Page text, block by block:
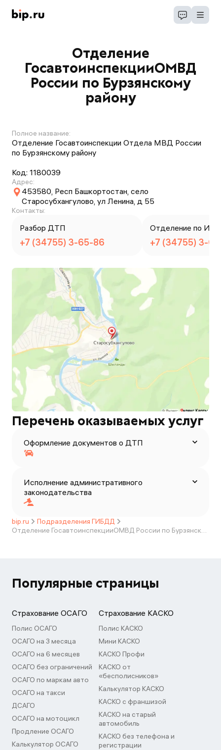
Отделение
ГосавтоинспекцииОМВД
России по Бурзянскому
району
Полное название:
Отделение Госавтоинспекции Отдела МВД России
по Бурзянскому району
Код: 1180039
Адрес:
453580, Респ Башкортостан, село
Старосубхангулово, ул Ленина, д 55
Контакты:
Разбор ДТП
+7 (34755) 3-65-86
Отделение по ИАЗ
+7 (34755) 3-
Перечень оказываемых услуг
Оформление документов о ДТП
Исполнение административного
законодательства
bip.ru
Подразделения ГИБДД
Отделение ГосавтоинспекцииОМВД России по Бурзянскому району
Популярные страницы
Страхование ОСАГО
Полис ОСАГО
ОСАГО на 3 месяца
ОСАГО на 6 месяцев
ОСАГО без ограничений
ОСАГО по маркам авто
ОСАГО на такси
ДСАГО
ОСАГО на мотоцикл
Продление ОСАГО
Калькулятор ОСАГО
Страхование КАСКО
Полис КАСКО
Мини КАСКО
КАСКО Профи
КАСКО от
«бесполисников»
Калькулятор КАСКО
КАСКО с франшизой
КАСКО на старый
автомобиль
КАСКО без телефона и
регистрации